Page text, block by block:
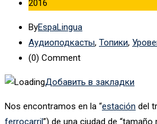
2016
ByEspaLingua
Аудиоподкасты, Топики,
(0) Comment
Добавить в закладки
Nos encontramos en la “estación del
ferrocarril”) de una ciudad de